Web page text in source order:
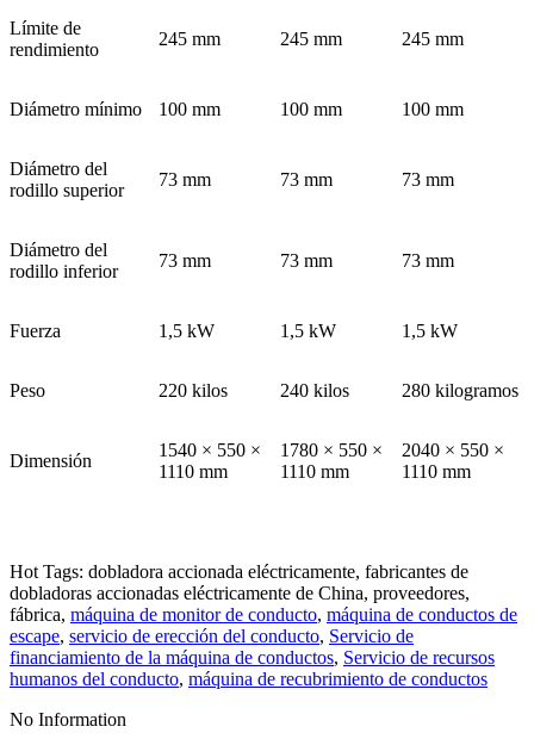
Límite de
rendimiento
245 mm 245 mm 245 mm
Diámetro mínimo 100 mm 100 mm 100 mm
Diámetro del
rodillo superior
73 mm 73 mm 73 mm
Diámetro del
rodillo inferior
73 mm 73 mm 73 mm
Fuerza 1,5 kW 1,5 kW 1,5 kW
Peso 220 kilos 240 kilos 280 kilogramos
Dimensión
1540 × 550 ×
1110 mm
1780 × 550 ×
1110 mm
2040 × 550 ×
1110 mm
Hot Tags: dobladora accionada eléctricamente, fabricantes de
dobladoras accionadas eléctricamente de China, proveedores,
fábrica, máquina de monitor de conducto, máquina de conductos de
escape, servicio de erección del conducto, Servicio de
financiamiento de la máquina de conductos, Servicio de recursos
humanos del conducto, máquina de recubrimiento de conductos
No Information